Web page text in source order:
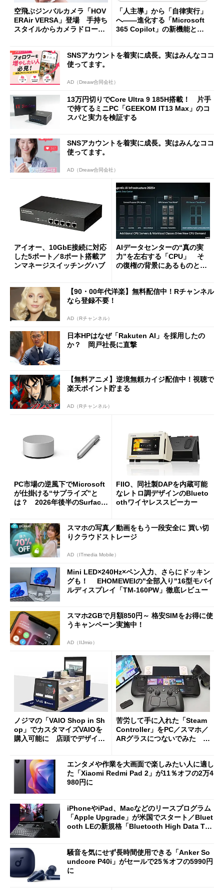
空飛ぶジンバルカメラ「HOV
ERAir VERSA」登場 手持ち
スタイルからカメラドローン
「人主導」から「自律実行」
へ――進化する「Microsoft
365 Copilot」の新機能とエ
SNSアカウントを着実に成長。実はみんなココ
使ってます。
AD（Dreaw合同会社）
13万円切りでCore Ultra 9 185H搭載！ 片手
で持てるミニPC「GEEKOM IT13 Max」のコ
スパと実力を検証する
SNSアカウントを着実に成長。実はみんなココ
使ってます。
AD（Dreaw合同会社）
アイオー、10GbE接続に対応
した5ポート／8ポート搭載ア
ンマネージスイッチングハブ
AIデータセンターの“真の実
力”を左右する「CPU」 そ
の復権の背景にあるものと
【90・00年代洋楽】無料配信中！Rチャンネル
なら登録不要！
AD（Rチャンネル）
日本HPはなぜ「Rakuten AI」を採用したの
か？ 岡戸社長に直撃
【無料アニメ】逆境無頼カイジ配信中！視聴で
楽天ポイント貯まる
AD（Rチャンネル）
PC市場の逆風下でMicrosoft
が仕掛ける“サプライズ”と
は？ 2026年後半のSurface
FIIO、同社製DAPを内蔵可能
なレトロ調デザインのBlueto
othワイヤレススピーカー
スマホの写真／動画をもう一段安全に 買い切
りクラウドストレージ
AD（ITmedia Mobile）
Mini LED×240Hz×ペン入力、さらにドッキン
グも！ EHOMEWEIの"全部入り"16型モバイ
ルディスプレイ「TM-160PW」徹底レビュー
スマホ2GBで月額850円～ 格安SIMをお得に使
うキャンペーン実施中！
AD（IIJmio）
ノジマの「VAIO Shop in Sh
op」でカスタマイズVAIOを
購入可能に 店頭でデザイン
苦労して手に入れた「Steam
Controller」をPC／スマホ／
ARグラスにつないでみた ゲ
エンタメや作業を大画面で楽しみたい人に適し
た「Xiaomi Redmi Pad 2」が11％オフの2万4
980円に
iPhoneやiPad、Macなどのリースプログラム
「Apple Upgrade」が米国でスタート／Bluet
ooth LEの新規格「Bluetooth High Data Thr
騒音を気にせず長時間使用できる「Anker So
undcore P40i」がセールで25％オフの5990円
に